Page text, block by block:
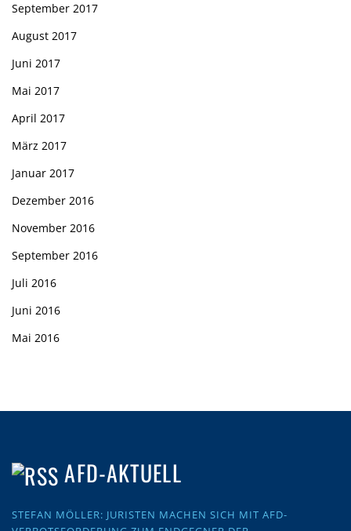
September 2017
August 2017
Juni 2017
Mai 2017
April 2017
März 2017
Januar 2017
Dezember 2016
November 2016
September 2016
Juli 2016
Juni 2016
Mai 2016
AFD-AKTUELL
STEFAN MÖLLER: JURISTEN MACHEN SICH MIT AFD-